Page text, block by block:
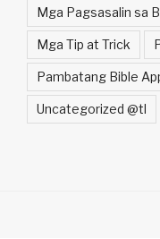
Mga Pagsasalin sa
Mga Tip at Trick
Pambatang Bible
Uncategorized @tl